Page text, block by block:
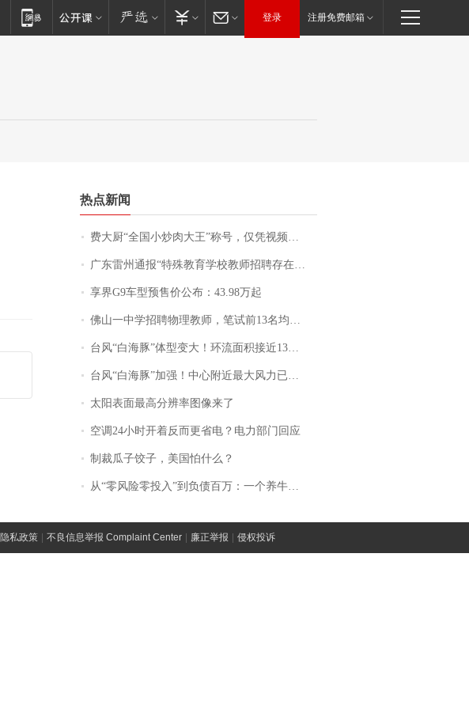
登录 注册免费邮箱
热点新闻
费大厨“全国小炒肉大王”称号，仅凭视频评出？中国烹饪协会回应
广东雷州通报“特殊教育学校教师招聘存在违规行为”：已启动问责程序 副校长被停职
享界G9车型预售价公布：43.98万起
佛山一中学招聘物理教师，笔试前13名均遭淘汰？教育局：已叫停招聘，成立调查组全面核查
台风“白海豚”体型变大！环流面积接近13个浙江那么大
台风“白海豚”加强！中心附近最大风力已达15级 最新研判
太阳表面最高分辨率图像来了
空调24小时开着反而更省电？电力部门回应
制裁瓜子饺子，美国怕什么？
从“零风险零投入”到负债百万：一个养牛项目崩盘后，谁该为农户的贷款买单丨红星调查
隐私政策 不良信息举报 Complaint Center 廉正举报 侵权投诉